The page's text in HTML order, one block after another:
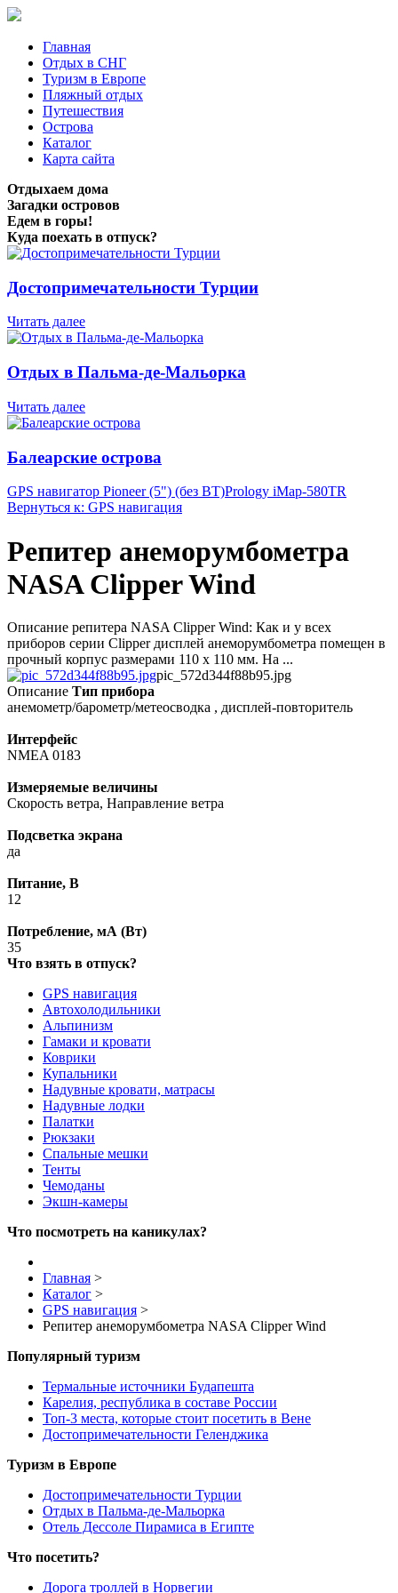
Главная
Отдых в СНГ
Туризм в Европе
Пляжный отдых
Путешествия
Острова
Каталог
Карта сайта
Отдыхаем дома
Загадки островов
Едем в горы!
Куда поехать в отпуск?
Достопримечательности Турции
Читать далее
Отдых в Пальма-де-Мальорка
Читать далее
Балеарские острова
GPS навигатор Pioneer (5") (без BT)Prology iMap-580TR
Вернуться к: GPS навигация
Репитер анеморумбометра
NASA Clipper Wind
Описание репитера NASA Clipper Wind: Как и у всех
приборов серии Clipper дисплей анеморумбометра помещен в
прочный корпус размерами 110 x 110 мм. На ...
pic_572d344f88b95.jpg
Описание Тип прибора
анемометр/барометр/метеосводка , дисплей-повторитель
Интерфейс
NMEA 0183
Измеряемые величины
Скорость ветра, Направление ветра
Подсветка экрана
да
Питание, В
12
Потребление, мА (Вт)
35
Что взять в отпуск?
GPS навигация
Автохолодильники
Альпинизм
Гамаки и кровати
Коврики
Купальники
Надувные кровати, матрасы
Надувные лодки
Палатки
Рюкзаки
Спальные мешки
Тенты
Чемоданы
Экшн-камеры
Что посмотреть на каникулах?
Главная >
Каталог >
GPS навигация >
Репитер анеморумбометра NASA Clipper Wind
Популярный туризм
Термальные источники Будапешта
Карелия, республика в составе России
Топ-3 места, которые стоит посетить в Вене
Достопримечательности Геленджика
Туризм в Европе
Достопримечательности Турции
Отдых в Пальма-де-Мальорка
Отель Дессоле Пирамиса в Египте
Что посетить?
Дорога троллей в Норвегии